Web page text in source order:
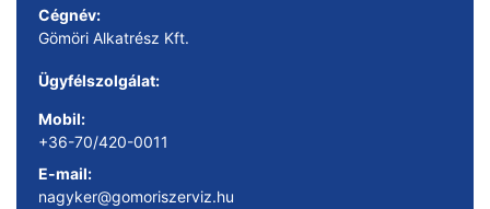
Cégnév:
Gömöri Alkatrész Kft.
Ügyfélszolgálat:
Mobil:
+36-70/420-0011
E-mail:
nagyker@gomoriszerviz.hu